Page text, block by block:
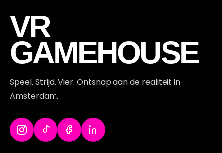
VR
GAMEHOUSE
Speel. Strijd. Vier. Ontsnap aan de realiteit in
Amsterdam.